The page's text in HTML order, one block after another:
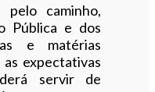
pelo caminho,
Pública e dos
e matérias
expectativas
servir de